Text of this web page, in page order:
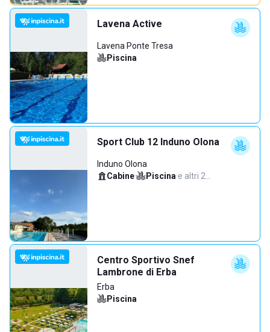
Lavena Active
Lavena Ponte Tresa
Piscina
Sport Club 12 Induno Olona
Induno Olona
Cabine· Piscina·e altri 2…
Centro Sportivo Snef
Lambrone di Erba
Erba
Piscina